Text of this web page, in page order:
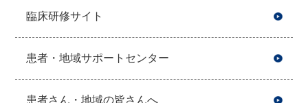
臨床研修サイト
患者・地域サポートセンター
患者さん・地域の皆さんへ